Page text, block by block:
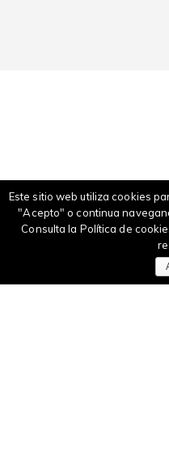
Este sitio web utiliza cookies
"Acepto" o continua
Consulta la Política de